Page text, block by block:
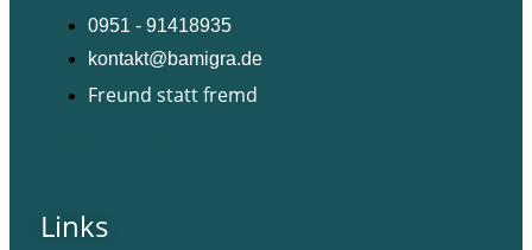
0951 - 91418935
kontakt@bamigra.de
Freund statt fremd
Links